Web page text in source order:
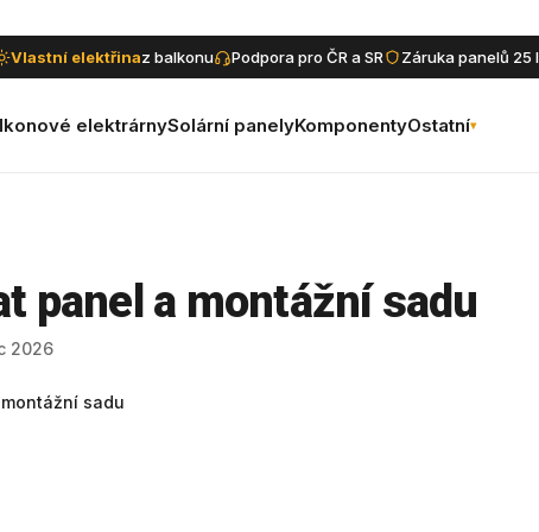
Vlastní elektřinaz balkonu Podpora pro ČR a SR Záruka panelů 25
elektrárnySolární panelyKomponentyOstatní▾
panel a montážní sadu
2026